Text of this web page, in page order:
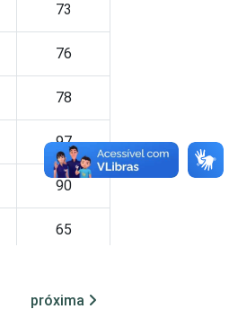
73
76
78
97
90
65
próxima